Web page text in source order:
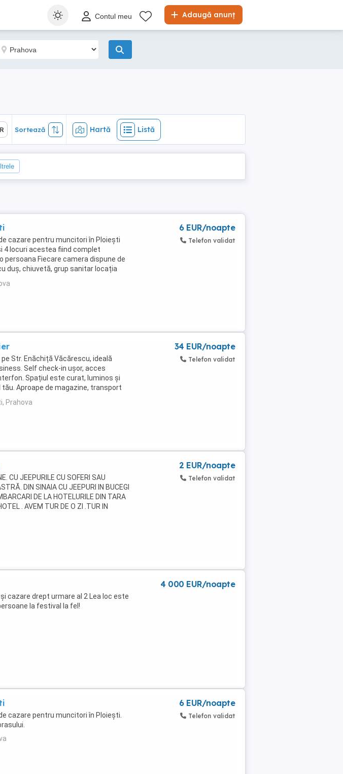
Adaugă anunț
Contul meu
Hartă Listă
Sortează Hartă Listă
cazare pentru muncitori în Ploiești
4 locuri acestea fiind complet
persoana Fiecare camera dispune de
duș, chiuvetă, grup sanitar locația
6 EUR/noapte
Telefon validat
Str. Enăchiță Văcărescu, ideală
Self check-in ușor, acces
Spațiul este curat, luminos și
Aproape de magazine, transport
Prahova
34 EUR/noapte
Telefon validat
CU JEEPURILE CU SOFERI SAU
DIN SINAIA CU JEEPURI IN BUCEGI
DE LA HOTELURILE DIN TARA
. AVEM TUR DE O ZI .TUR IN
TRANSBUCEGI ,Opriri la belvedere ...
2 EUR/noapte
Telefon validat
cazare drept urmare al 2 Lea loc este
la festival la fel!
4 000 EUR/noapte
cazare pentru muncitori în Ploiești.
6 EUR/noapte
Telefon validat